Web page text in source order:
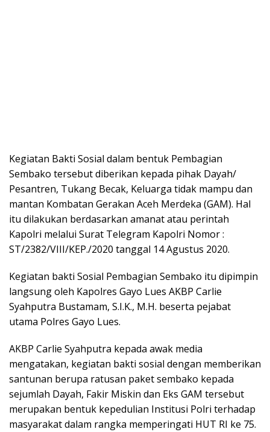
Kegiatan Bakti Sosial dalam bentuk Pembagian
Sembako tersebut diberikan kepada pihak Dayah/
Pesantren, Tukang Becak, Keluarga tidak mampu dan
mantan Kombatan Gerakan Aceh Merdeka (GAM). Hal
itu dilakukan berdasarkan amanat atau perintah
Kapolri melalui Surat Telegram Kapolri Nomor :
ST/2382/VIII/KEP./2020 tanggal 14 Agustus 2020.
Kegiatan bakti Sosial Pembagian Sembako itu dipimpin
langsung oleh Kapolres Gayo Lues AKBP Carlie
Syahputra Bustamam, S.I.K., M.H. beserta pejabat
utama Polres Gayo Lues.
AKBP Carlie Syahputra kepada awak media
mengatakan, kegiatan bakti sosial dengan memberikan
santunan berupa ratusan paket sembako kepada
sejumlah Dayah, Fakir Miskin dan Eks GAM tersebut
merupakan bentuk kepedulian Institusi Polri terhadap
masyarakat dalam rangka memperingati HUT RI ke 75.